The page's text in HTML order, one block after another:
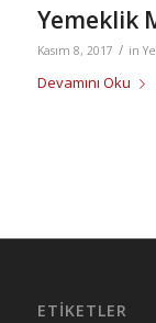
Yemeklik
Kasım 8, 2017 / in
Devamını Oku
ETIKETLER